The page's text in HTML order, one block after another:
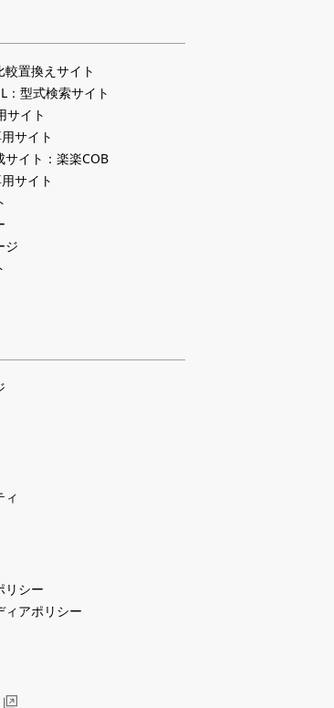
置換えサイト
：型式検索サイト
サイト
サイト
イト：楽楽COB
サイト
ジ
ィ
リシー
ィアポリシー